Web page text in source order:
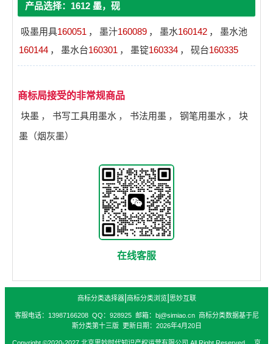
产品选择：1612 墨，砚
吸墨用具160051 ， 墨汁160089 ， 墨水160142 ，
墨水池
160144 ， 墨水台160301 ， 墨锭160334 ， 砚台160335
商标局接受的非常规商品
块墨 ， 书写工具用墨水 ， 书法用墨 ， 钢笔用墨水 ，
块
墨（烟灰墨）
在线客服
商标分类选择器| 商标分类浏览| 思妙互联
客服电话：13987166208 QQ：928925 邮箱：bj@simiao.cn 商标分类数据基于尼
斯分类第十三版 更新日期：2026年4月20日